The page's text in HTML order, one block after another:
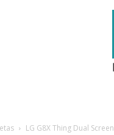
LG G8X Thing Dual Screen